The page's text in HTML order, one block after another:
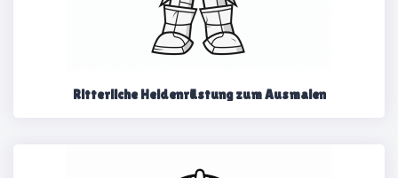
Ritterliche Heldenrüstung zum Ausmalen